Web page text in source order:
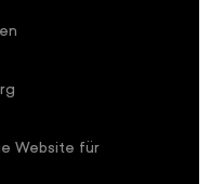
Website für